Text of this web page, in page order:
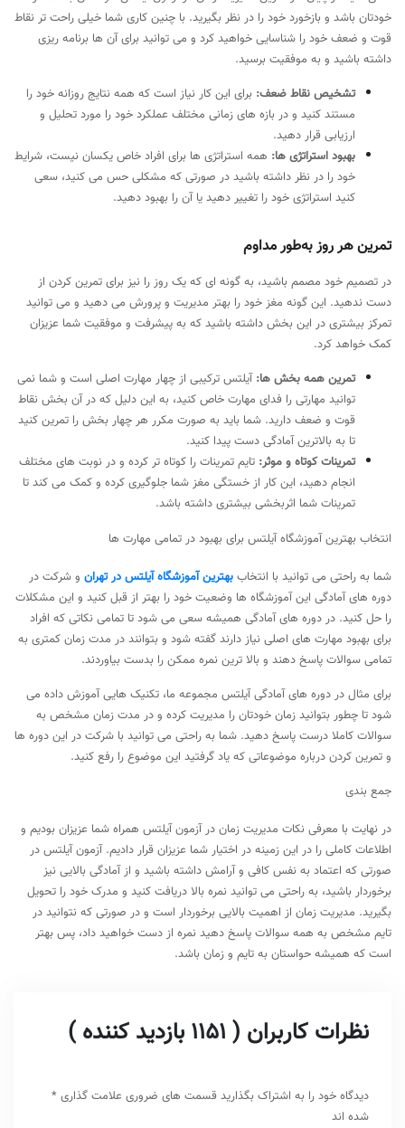
خودتان باشد و بازخورد خود را در نظر بگیرید. با چنین کاری شما خیلی راحت تر نقاط
قوت و ضعف خود را شناسایی خواهید کرد و می توانید برای آن ها برنامه ریزی
داشته باشید و به موفقیت برسید.
تشخیص نقاط ضعف: برای این کار نیاز است که همه نتایج روزانه خود را
مستند کنید و در بازه های زمانی مختلف عملکرد خود را مورد تحلیل و
ارزیابی قرار دهید.
بهبود استراتژی ها: همه استراتژی ها برای افراد خاص یکسان نیست، شرایط
خود را در نظر داشته باشید در صورتی که مشکلی حس می کنید، سعی
کنید استراتژی خود را تغییر دهید یا آن را بهبود دهید.
تمرین هر روز به‌طور مداوم
در تصمیم خود مصمم باشید، به گونه ای که یک روز را نیز برای تمرین کردن از
دست ندهید. این گونه مغز خود را بهتر مدیریت و پرورش می دهید و می توانید
تمرکز بیشتری در این بخش داشته باشید که به پیشرفت و موفقیت شما عزیزان
کمک خواهد کرد.
تمرین همه بخش ها: آیلتس ترکیبی از چهار مهارت اصلی است و شما نمی
توانید مهارتی را فدای مهارت خاص کنید، به این دلیل که در آن بخش نقاط
قوت و ضعف دارید. شما باید به صورت مکرر هر چهار بخش را تمرین کنید
تا به بالاترین آمادگی دست پیدا کنید.
تمرینات کوتاه و موثر: تایم تمرینات را کوتاه تر کرده و در نوبت های مختلف
انجام دهید، این کار از خستگی مغز شما جلوگیری کرده و کمک می کند تا
تمرینات شما اثربخشی بیشتری داشته باشد.
انتخاب بهترین آموزشگاه آیلتس برای بهبود در تمامی مهارت ها
شما به راحتی می توانید با انتخاب بهترین آموزشگاه آیلتس در تهران و شرکت در
دوره های آمادگی این آموزشگاه ها وضعیت خود را بهتر از قبل کنید و این مشکلات
را حل کنید. در دوره های آمادگی همیشه سعی می شود تا تمامی نکاتی که افراد
برای بهبود مهارت های اصلی نیاز دارند گفته شود و بتوانند در مدت زمان کمتری به
تمامی سوالات پاسخ دهند و بالا ترین نمره ممکن را بدست بیاوردند.
برای مثال در دوره های آمادگی آیلتس مجموعه ما، تکنیک هایی آموزش داده می
شود تا چطور بتوانید زمان خودتان را مدیریت کرده و در مدت زمان مشخص به
سوالات کاملا درست پاسخ دهید. شما به راحتی می توانید با شرکت در این دوره ها
و تمرین کردن درباره موضوعاتی که یاد گرفتید این موضوع را رفع کنید.
جمع بندی
در نهایت با معرفی نکات مدیریت زمان در آزمون آیلتس همراه شما عزیزان بودیم و
اطلاعات کاملی را در این زمینه در اختیار شما عزیزان قرار دادیم. آزمون آیلتس در
صورتی که اعتماد به نفس کافی و آرامش داشته باشید و از آمادگی بالایی نیز
برخوردار باشید، به راحتی می توانید نمره بالا دریافت کنید و مدرک خود را تحویل
بگیرید. مدیریت زمان از اهمیت بالایی برخوردار است و در صورتی که نتوانید در
تایم مشخص به همه سوالات پاسخ دهید نمره از دست خواهید داد، پس بهتر
است که همیشه حواستان به تایم و زمان باشد.
نظرات کاربران ( 1151 بازدید کننده )
دیدگاه خود را به اشتراک بگذارید قسمت های ضروری علامت گذاری *
شده اند